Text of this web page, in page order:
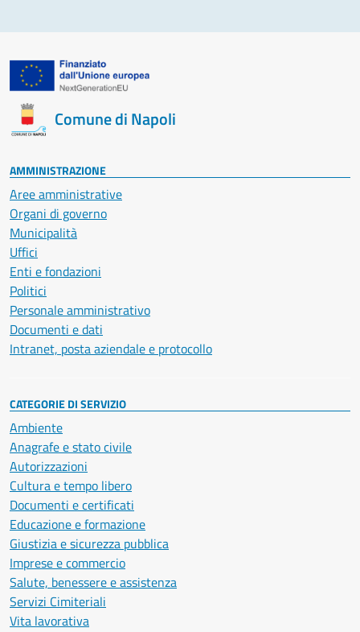
Comune di Napoli
AMMINISTRAZIONE
Aree amministrative
Organi di governo
Municipalità
Uffici
Enti e fondazioni
Politici
Personale amministrativo
Documenti e dati
Intranet, posta aziendale e protocollo
CATEGORIE DI SERVIZIO
Ambiente
Anagrafe e stato civile
Autorizzazioni
Cultura e tempo libero
Documenti e certificati
Educazione e formazione
Giustizia e sicurezza pubblica
Imprese e commercio
Salute, benessere e assistenza
Servizi Cimiteriali
Vita lavorativa